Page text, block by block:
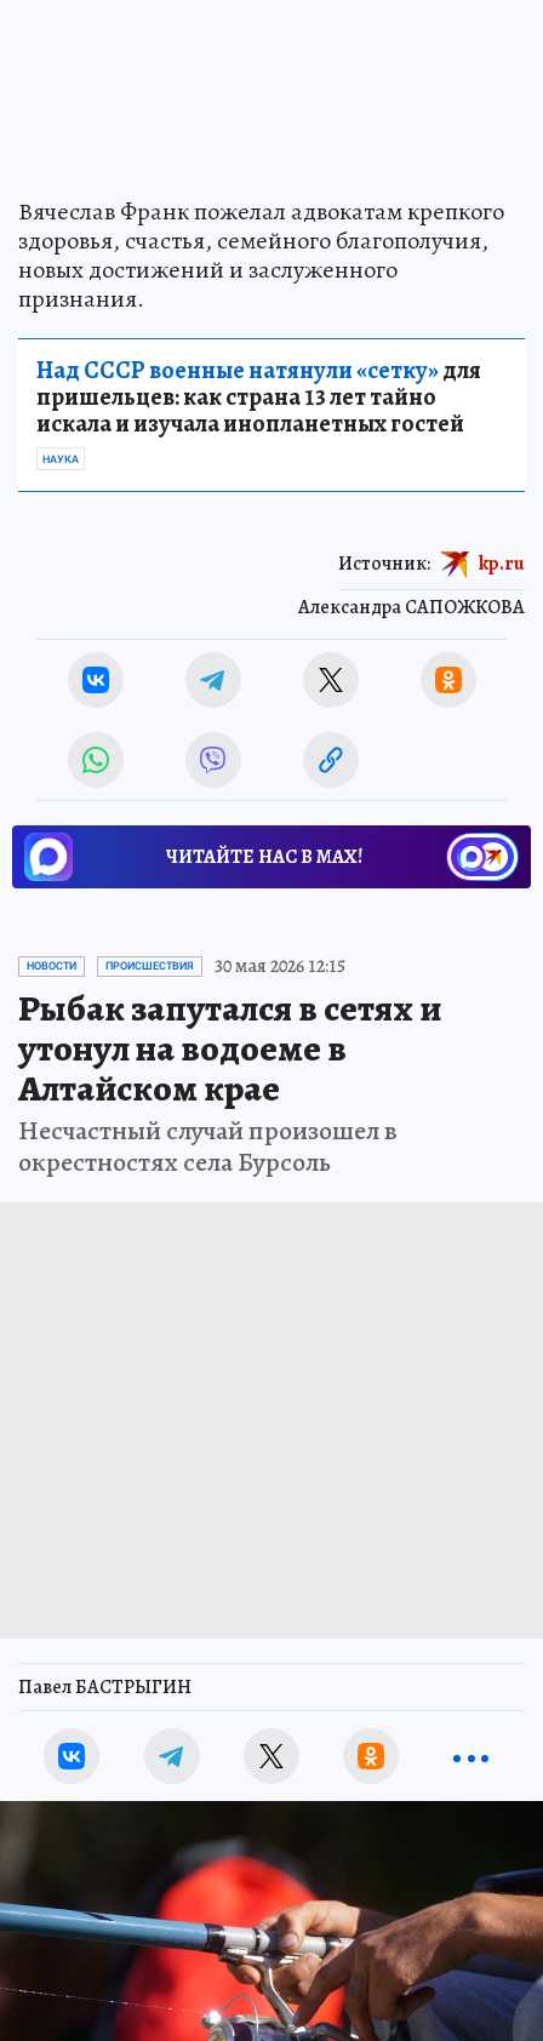
Вячеслав Франк пожелал адвокатам крепкого
здоровья, счастья, семейного благополучия,
новых достижений и заслуженного
признания.
Над СССР военные натянули «сетку»для
пришельцев: как страна 13 лет тайно
искала и изучала инопланетных гостей
НАУКА
Александра САПОЖКОВА
Источник: kp.ru
ЧИТАЙТЕ НАС В МАХ!
НОВОСТИ ПРОИСШЕСТВИЯ 30 мая 2026 12:15
Рыбак запутался в сетях и
утонул на водоеме в
Алтайском крае
Несчастный случай произошел в
окрестностях села Бурсоль
Павел БАСТРЫГИН